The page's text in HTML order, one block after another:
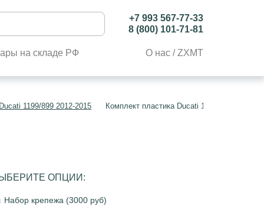
+7 993 567-77-33
8 (800) 101-71-81
на складе РФ О нас / ZXMT
1199/899 2012-2015 Комплект пластика Ducati 1199/899 2012-
ОПЦИИ:
Набор крепежа (3000 руб)